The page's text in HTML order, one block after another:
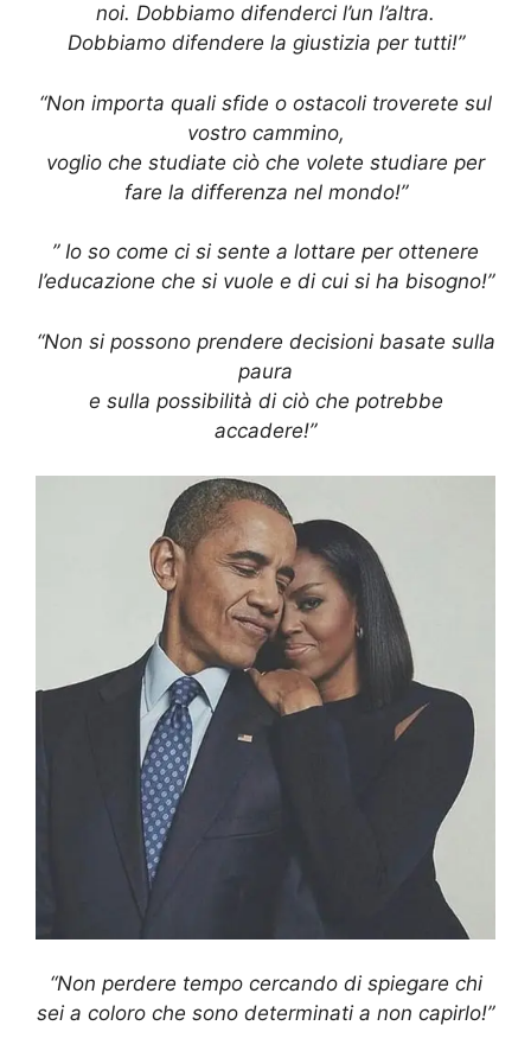
noi. Dobbiamo difenderci l’un l’altra.
Dobbiamo difendere la giustizia per tutti!”
“Non importa quali sfide o ostacoli troverete sul
vostro cammino,
voglio che studiate ciò che volete studiare per
fare la differenza nel mondo!”
” Io so come ci si sente a lottare per ottenere
l’educazione che si vuole e di cui si ha bisogno!”
“Non si possono prendere decisioni basate sulla
paura
e sulla possibilità di ciò che potrebbe
accadere!”
“Non perdere tempo cercando di spiegare chi
sei a coloro che sono determinati a non capirlo!”